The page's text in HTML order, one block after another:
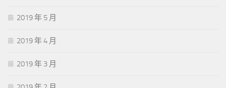
2019 年 5 月
2019 年 4 月
2019 年 3 月